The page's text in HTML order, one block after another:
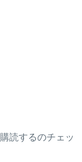
読するのチェッ